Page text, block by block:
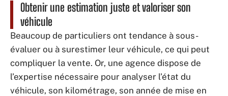
Obtenir une estimation juste et valoriser son
véhicule
Beaucoup de particuliers ont tendance à sous-
évaluer ou à surestimer leur véhicule, ce qui peut
compliquer la vente. Or, une agence dispose de
l’expertise nécessaire pour analyser l’état du
véhicule, son kilométrage, son année de mise en